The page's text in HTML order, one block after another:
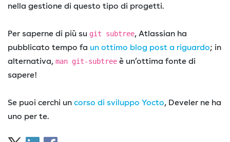
nella gestione di questo tipo di progetti.
Per saperne di più su git subtree, Atlassian ha
pubblicato tempo fa un ottimo blog post a riguardo; in
alternativa, man git-subtree è un’ottima fonte di
sapere!
Se puoi cerchi un corso di sviluppo Yocto, Develer ne ha
uno per te.